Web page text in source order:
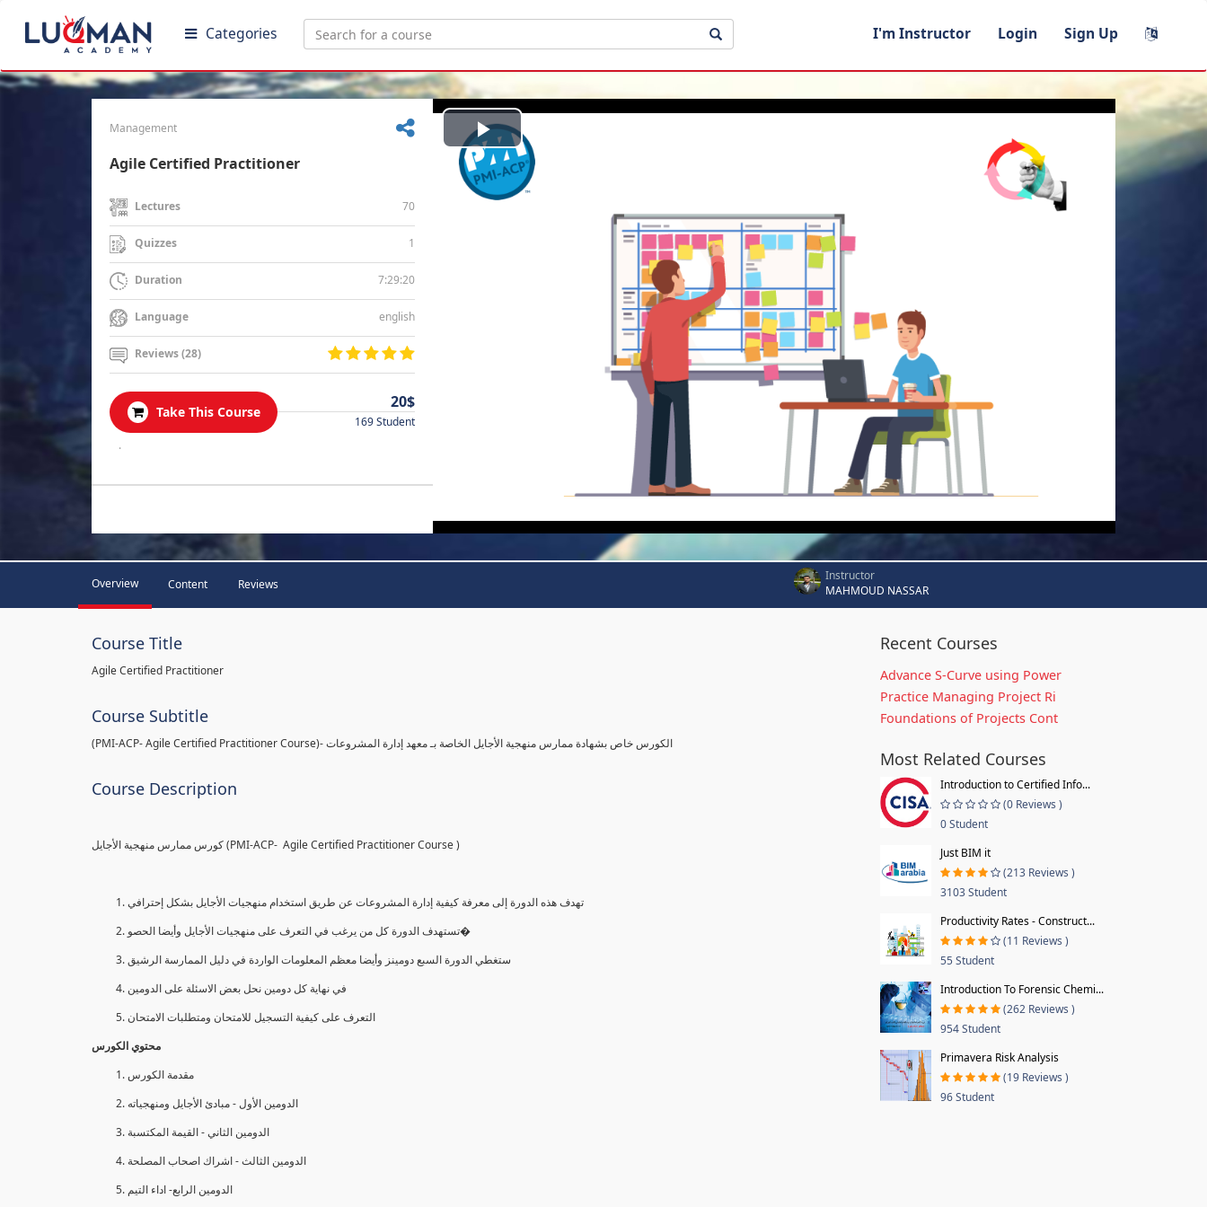
Categories I'm Instructor Login Sign Up
Management
Agile Certified Practitioner
Lectures 70
Quizzes 1
Duration 7:29:20
Language english
Reviews (28)
Take This Course
20$
169 Student
.
Play
Video
Overview Content Reviews
Instructor
MAHMOUD NASSAR
Course Title
Agile Certified Practitioner
Course Subtitle
(PMI-ACP- Agile Certified Practitioner Course)- الكورس خاص بشهادة ممارس منهجية الأجايل الخاصة بـ معهد إدارة المشروعات
Course Description
كورس ممارس منهجية الأجايل (PMI-ACP- Agile Certified Practitioner Course )
تهدف هذه الدورة إلى معرفة كيفية إدارة المشروعات عن طريق استخدام منهجيات الأجايل بشكل إحترافي
تستهدف الدورة كل من يرغب في التعرف على منهجيات الأجايل وأيضا الحصو�
ستغطي الدورة السبع دومينز وأيضا معظم المعلومات الواردة في دليل الممارسة الرشيق
في نهاية كل دومين نحل بعض الاسئلة على الدومين
التعرف على كيفية التسجيل للامتحان ومتطلبات الامتحان
محتوي الكورس
مقدمة الكورس
الدومين الأول - مبادئ الأجايل ومنهجياته
الدومين الثاني - القيمة المكتسبة
الدومين الثالث - اشراك اصحاب المصلحة
الدومين الرابع- اداء التيم
Recent Courses
Advance S-Curve using Power
Practice Managing Project Ri
Foundations of Projects Cont
Most Related Courses
Introduction to Certified Info...
(0 Reviews )
0 Student
Just BIM it
(213 Reviews )
3103 Student
Productivity Rates - Construct...
(11 Reviews )
55 Student
Introduction To Forensic Chemi...
(262 Reviews )
954 Student
Primavera Risk Analysis
(19 Reviews )
96 Student